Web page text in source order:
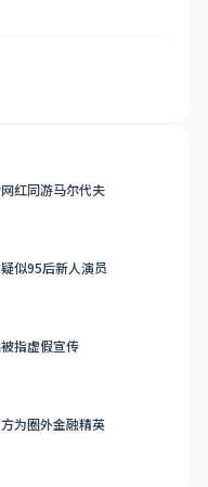
红同游马尔代夫
似95后新人演员
指虚假宣传
为圈外金融精英